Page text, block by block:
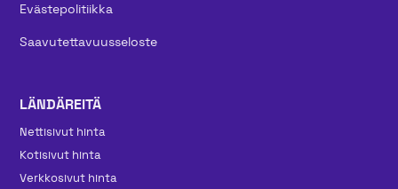
Evästepolitiikka
Saavutettavuusseloste
LÄNDÄREITÄ
Nettisivut hinta
Kotisivut hinta
Verkkosivut hinta